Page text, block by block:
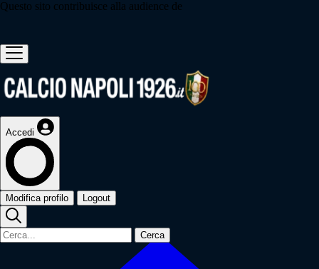
Questo sito contribuisce alla audience de
Accedi
Modifica profilo Logout
Cerca